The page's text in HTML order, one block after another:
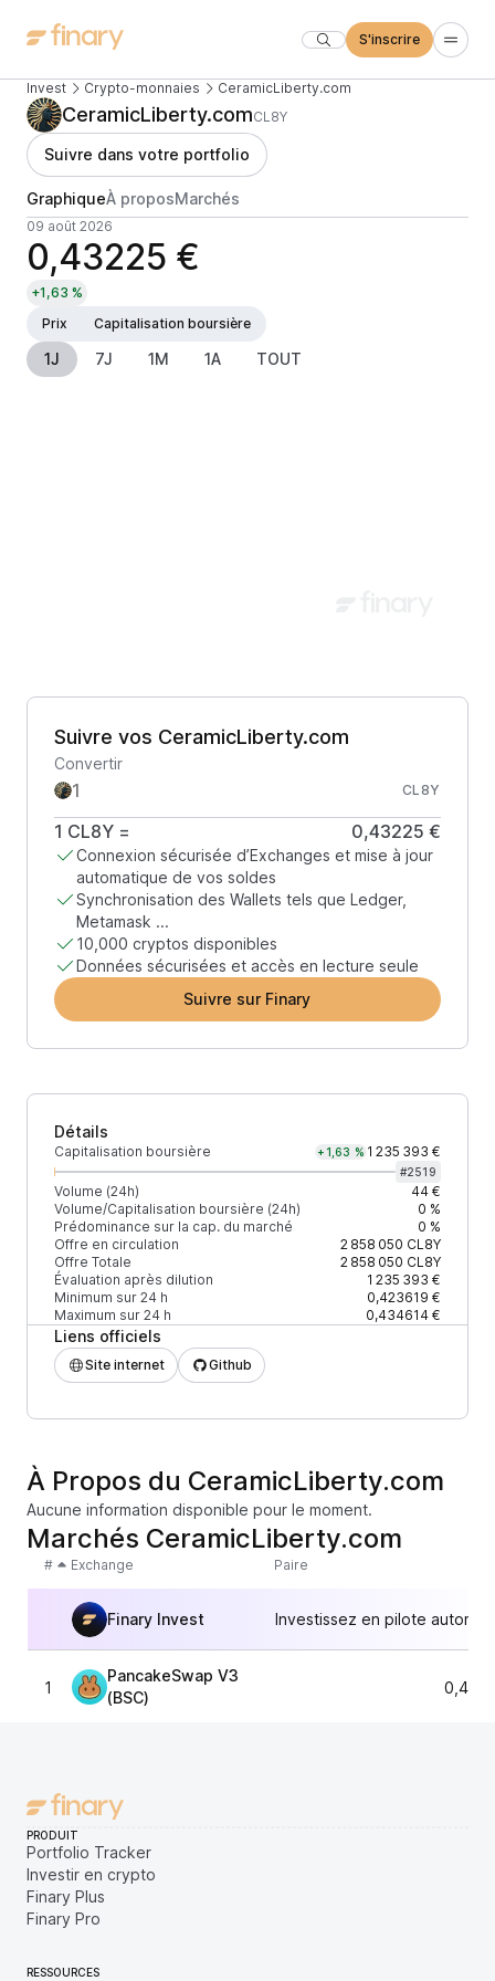
S'inscrire
Invest Crypto-monnaies CeramicLiberty.com
CeramicLiberty.comCL8Y
Suivre dans votre portfolio
GraphiqueÀ proposMarchés
09 août 2026
0,43225 €
+1,63 %
Prix
Capitalisation boursière
1J 7J 1M 1A TOUT
Suivre vos CeramicLiberty.com
Convertir
CL8Y
1 CL8Y = 0,43225 €
Connexion sécurisée d’Exchanges et mise à jour
automatique de vos soldes
Synchronisation des Wallets tels que Ledger,
Metamask ...
10,000 cryptos disponibles
Données sécurisées et accès en lecture seule
Suivre sur Finary
Détails
Capitalisation boursière +1,63 % 1 235 393 €
#2519
Volume (24h)
44 €
Volume/Capitalisation boursière (24h)
0 %
Prédominance sur la cap. du marché
0 %
Offre en circulation
2 858 050 CL8Y
Offre Totale
2 858 050 CL8Y
Évaluation après dilution
1 235 393 €
Minimum sur 24 h
0,423619 €
Maximum sur 24 h
0,434614 €
Liens officiels
Site internet Github
À Propos du CeramicLiberty.com
Aucune information disponible pour le moment.
Marchés CeramicLiberty.com
# Exchange Paire
Finary Invest Investissez en pilote
1
PancakeSwap V3
(BSC)
PRODUIT
Portfolio Tracker
Investir en crypto
Finary Plus
Finary Pro
RESSOURCES